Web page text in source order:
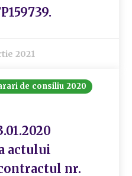
2021
de consiliu 2020
actului
nr.